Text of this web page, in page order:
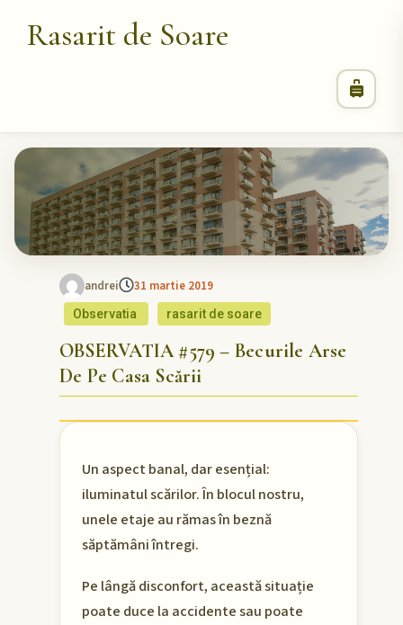
Rasarit de Soare
andrei 31 martie 2019
Observatia rasarit de soare
OBSERVATIA #579 – Becurile Arse
De Pe Casa Scării
Un aspect banal, dar esențial:
iluminatul scărilor. În blocul nostru,
unele etaje au rămas în beznă
săptămâni întregi.
Pe lângă disconfort, această situație
poate duce la accidente sau poate